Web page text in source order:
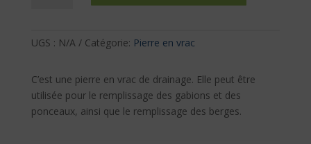
4
8
en
UGS : N/A Catégorie: Pierre en vrac
C’est une pierre en vrac de drainage. Elle peut être
utilisée pour le remplissage des gabions et des
ponceaux, ainsi que le remplissage des berges.